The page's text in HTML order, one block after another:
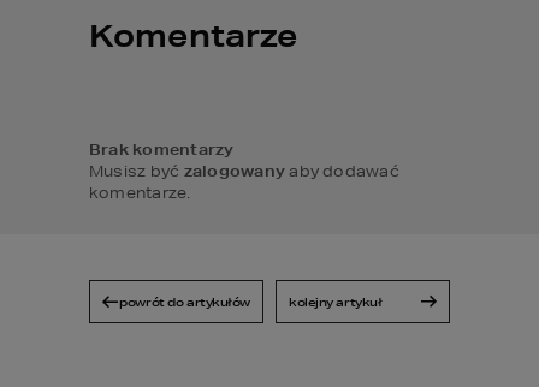
Komentarze
Brak komentarzy
Musisz być zalogowanyaby dodawać
komentarze.
powrót do artykułów kolejny artykuł